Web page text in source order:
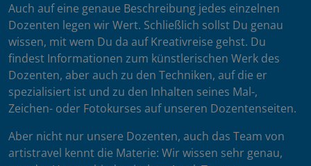
Auch auf eine genaue Beschreibung jedes einzelnen
Dozenten legen wir Wert. Schließlich sollst Du genau
wissen, mit wem Du da auf Kreativreise gehst. Du
findest Informationen zum künstlerischen Werk des
Dozenten, aber auch zu den Techniken, auf die er
spezialisiert ist und zu den Inhalten seines Mal-,
Zeichen- oder Fotokurses auf unseren Dozentenseiten.
Aber nicht nur unsere Dozenten, auch das Team von
artistravel kennt die Materie: Wir wissen sehr genau,